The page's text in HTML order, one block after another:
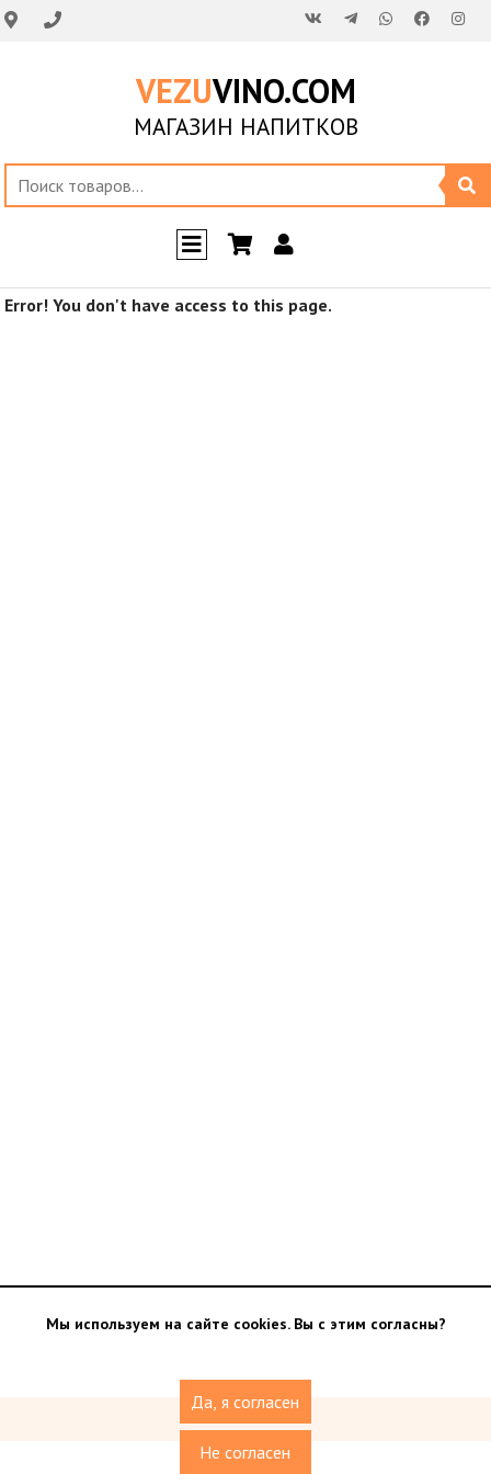
VEZUVINO.COM
МАГАЗИН НАПИТКОВ
Error! You don't have access to this page.
Мы используем на сайте cookies. Вы с этим согласны?
Да, я согласен
Не согласен